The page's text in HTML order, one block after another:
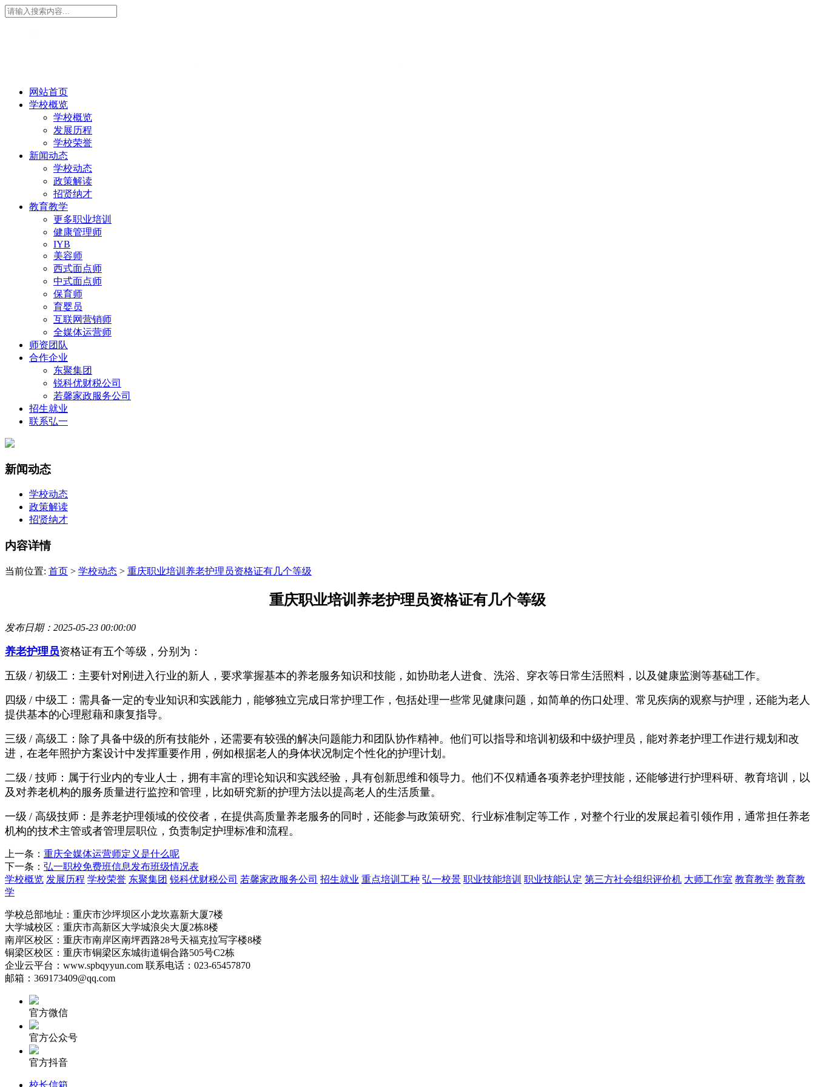
网站首页
学校概览
学校概览
发展历程
学校荣誉
新闻动态
学校动态
政策解读
招贤纳才
教育教学
更多职业培训
健康管理师
IYB
美容师
西式面点师
中式面点师
保育师
育婴员
互联网营销师
全媒体运营师
师资团队
合作企业
东聚集团
锐科优财税公司
若馨家政服务公司
招生就业
联系弘一
新闻动态
学校动态
政策解读
招贤纳才
内容详情
当前位置: 首页 > 学校动态 > 重庆职业培训养老护理员资格证有几个等级
重庆职业培训养老护理员资格证有几个等级
发布日期：2025-05-23 00:00:00
养老护理员资格证有五个等级，分别为：
五级 / 初级工：主要针对刚进入行业的新人，要求掌握基本的养老服务知识和技能，如协助老人进食、洗浴、穿衣等日常生活照料，以及健康监测等基础工作。
四级 / 中级工：需具备一定的专业知识和实践能力，能够独立完成日常护理工作，包括处理一些常见健康问题，如简单的伤口处理、常见疾病的观察与护理，还能为老人
提供基本的心理慰藉和康复指导。
三级 / 高级工：除了具备中级的所有技能外，还需要有较强的解决问题能力和团队协作精神。他们可以指导和培训初级和中级护理员，能对养老护理工作进行规划和改
进，在老年照护方案设计中发挥重要作用，例如根据老人的身体状况制定个性化的护理计划。
二级 / 技师：属于行业内的专业人士，拥有丰富的理论知识和实践经验，具有创新思维和领导力。他们不仅精通各项养老护理技能，还能够进行护理科研、教育培训，以
及对养老机构的服务质量进行监控和管理，比如研究新的护理方法以提高老人的生活质量。
一级 / 高级技师：是养老护理领域的佼佼者，在提供高质量养老服务的同时，还能参与政策研究、行业标准制定等工作，对整个行业的发展起着引领作用，通常担任养老
机构的技术主管或者管理层职位，负责制定护理标准和流程。
上一条： 重庆全媒体运营师定义是什么呢
下一条： 弘一职校免费班信息发布班级情况表
学校概览 发展历程 学校荣誉 东聚集团 锐科优财税公司 若馨家政服务公司 招生就业 重点培训工种 弘一校景 职业技能培训 职业技能认定 第三方社会组织评价机 大师工作室 教育教学 教育教
学
学校总部地址：重庆市沙坪坝区小龙坎嘉新大厦7楼
大学城校区：重庆市高新区大学城浪尖大厦2栋8楼
南岸区校区：重庆市南岸区南坪西路28号天福克拉写字楼8楼
铜梁区校区：重庆市铜梁区东城街道铜合路505号C2栋
企业云平台：www.spbqyyun.com 联系电话：023-65457870
邮箱：369173409@qq.com
官方微信
官方公众号
官方抖音
校长信箱